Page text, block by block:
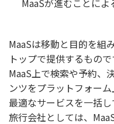
MaaSは移動と目的を組
トップで提供するもの
MaaS上で検索や予約、
ンツをプラットフォー
最適なサービスを一括し
旅行会社としては、